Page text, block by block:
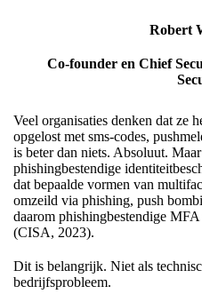
Robert
Co-founder en Chief
Veel organisaties denken dat ze
opgelost met sms-codes,
is beter dan niets. Absoluut.
phishingbestendige
dat bepaalde vormen van
omzeild via phishing, push
daarom phishingbestendige
(CISA, 2023).
Dit is belangrijk. Niet als
bedrijfsprobleem.